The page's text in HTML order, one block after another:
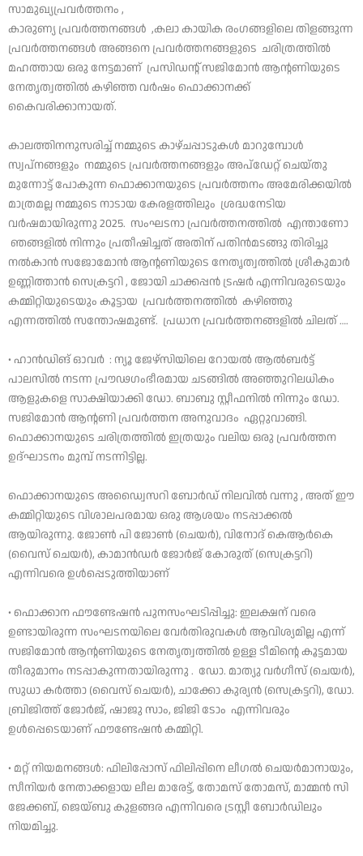
സാമുഖ്യപ്രവർത്തനം ,
കാരുണ്യ പ്രവർത്തനങ്ങൾ ,കലാ കായിക രംഗങ്ങളിലെ തിളങ്ങുന്ന
പ്രവർത്തനങ്ങൾ അങ്ങനെ പ്രവർത്തനങ്ങളുടെ ചരിത്രത്തില്‍
മഹത്തായ ഒരു നേട്ടമാണ് പ്രസിഡന്റ് സജിമോൻ ആന്റണിയുടെ
നേതൃത്വത്തിൽ കഴിഞ്ഞ വര്‍ഷം ഫൊക്കാനക്ക്
കൈവരിക്കാനായത്.
കാലത്തിനനുസരിച്ച് നമ്മുടെ കാഴ്ചപ്പാടുകൾ മാറുമ്പോൾ
സ്വപ്നങ്ങളും നമ്മുടെ പ്രവർത്തനങ്ങളും അപ്ഡേറ്റ് ചെയ്തു
മുന്നോട്ട് പോകുന്ന ഫൊക്കാനയുടെ പ്രവർത്തനം അമേരിക്കയിൽ
മാത്രമല്ല നമ്മുടെ നാടായ കേരളത്തിലും ശ്രദ്ധനേടിയ
വർഷമായിരുന്നു 2025. സംഘടനാ പ്രവർത്തനത്തിൽ എന്താണോ
ഞങ്ങളിൽ നിന്നും പ്രതീഷിച്ചത് അതിന് പതിൻമടങ്ങു തിരിച്ചു
നൽകാൻ സജോമോൻ ആന്റണിയുടെ നേതൃത്വത്തിൽ ശ്രീകുമാർ
ഉണ്ണിത്താൻ സെക്രട്ടറി , ജോയി ചാക്കപ്പൻ ട്രഷർ എന്നിവരുടെയും
കമ്മിറ്റിയുടെയും കൂട്ടായ പ്രവർത്തനത്തിൽ കഴിഞ്ഞു
എന്നത്തിൽ സന്തോഷമുണ്ട്. പ്രധാന പ്രവർത്തനങ്ങളിൽ ചിലത് ….
• ഹാൻഡിങ് ഓവർ : ന്യൂ ജേഴ്സിയിലെ റോയൽ ആൽബർട്ട്
പാലസിൽ നടന്ന പ്രൗഢഗംഭീരമായ ചടങ്ങിൽ അഞ്ഞുറിലധികം
ആളുകളെ സാക്ഷിയാക്കി ഡോ. ബാബു സ്റ്റീഫനിൽ നിന്നും ഡോ.
സജിമോൻ ആന്റണി പ്രവർത്തന അനുവാദം ഏറ്റുവാങ്ങി.
ഫൊക്കാനയുടെ ചരിത്രത്തിൽ ഇത്രയും വലിയ ഒരു പ്രവർത്തന
ഉദ്ഘാടനം മുമ്പ് നടന്നിട്ടില്ല.
ഫൊക്കാനയുടെ അഡ്വൈസറി ബോർഡ് നിലവിൽ വന്നു , അത് ഈ
കമ്മിറ്റിയുടെ വിശാലപരമായ ഒരു ആശയം നടപ്പാക്കൽ
ആയിരുന്നു. ജോൺ പി ജോൺ (ചെയർ), വിനോദ് കെആർകെ
(വൈസ് ചെയർ), കാമാന്‍ഡര്‍ ജോര്‍ജ് കോരുത് (സെക്രട്ടറി)
എന്നിവരെ ഉൾപ്പെടുത്തിയാണ്
• ഫൊക്കാന ഫൗണ്ടേഷൻ പുനസംഘടിപ്പിച്ചു: ഇലക്ഷന് വരെ
ഉണ്ടായിരുന്ന സംഘടനയിലെ വേർതിരുവകൾ ആവിശ്യമില്ല എന്ന്
സജിമോൻ ആന്റണിയുടെ നേതൃത്വത്തിൽ ഉള്ള ടീമിന്റെ കൂട്ടമായ
തീരുമാനം നടപ്പാകുന്നതായിരുന്നു . ഡോ. മാത്യു വർഗീസ് (ചെയർ),
സുധാ കർത്താ (വൈസ് ചെയർ), ചാക്കോ കുര്യൻ (സെക്രട്ടറി), ഡോ.
ബ്രിജിത്ത് ജോർജ്, ഷാജു സാം, ജിജി ടോം എന്നിവരും
ഉൾപ്പെടെയാണ് ഫൗണ്ടേഷൻ കമ്മിറ്റി.
• മറ്റ് നിയമനങ്ങൾ: ഫിലിപ്പോസ് ഫിലിപ്പിനെ ലീഗൽ ചെയർമാനായും,
സീനിയർ നേതാക്കളായ ലീല മാരേട്ട്, തോമസ് തോമസ്, മാമ്മൻ സി
ജേക്കബ്, ജെയ്‌ബു കുളങ്ങര എന്നിവരെ ട്രസ്റ്റീ ബോർഡിലും
നിയമിച്ചു.